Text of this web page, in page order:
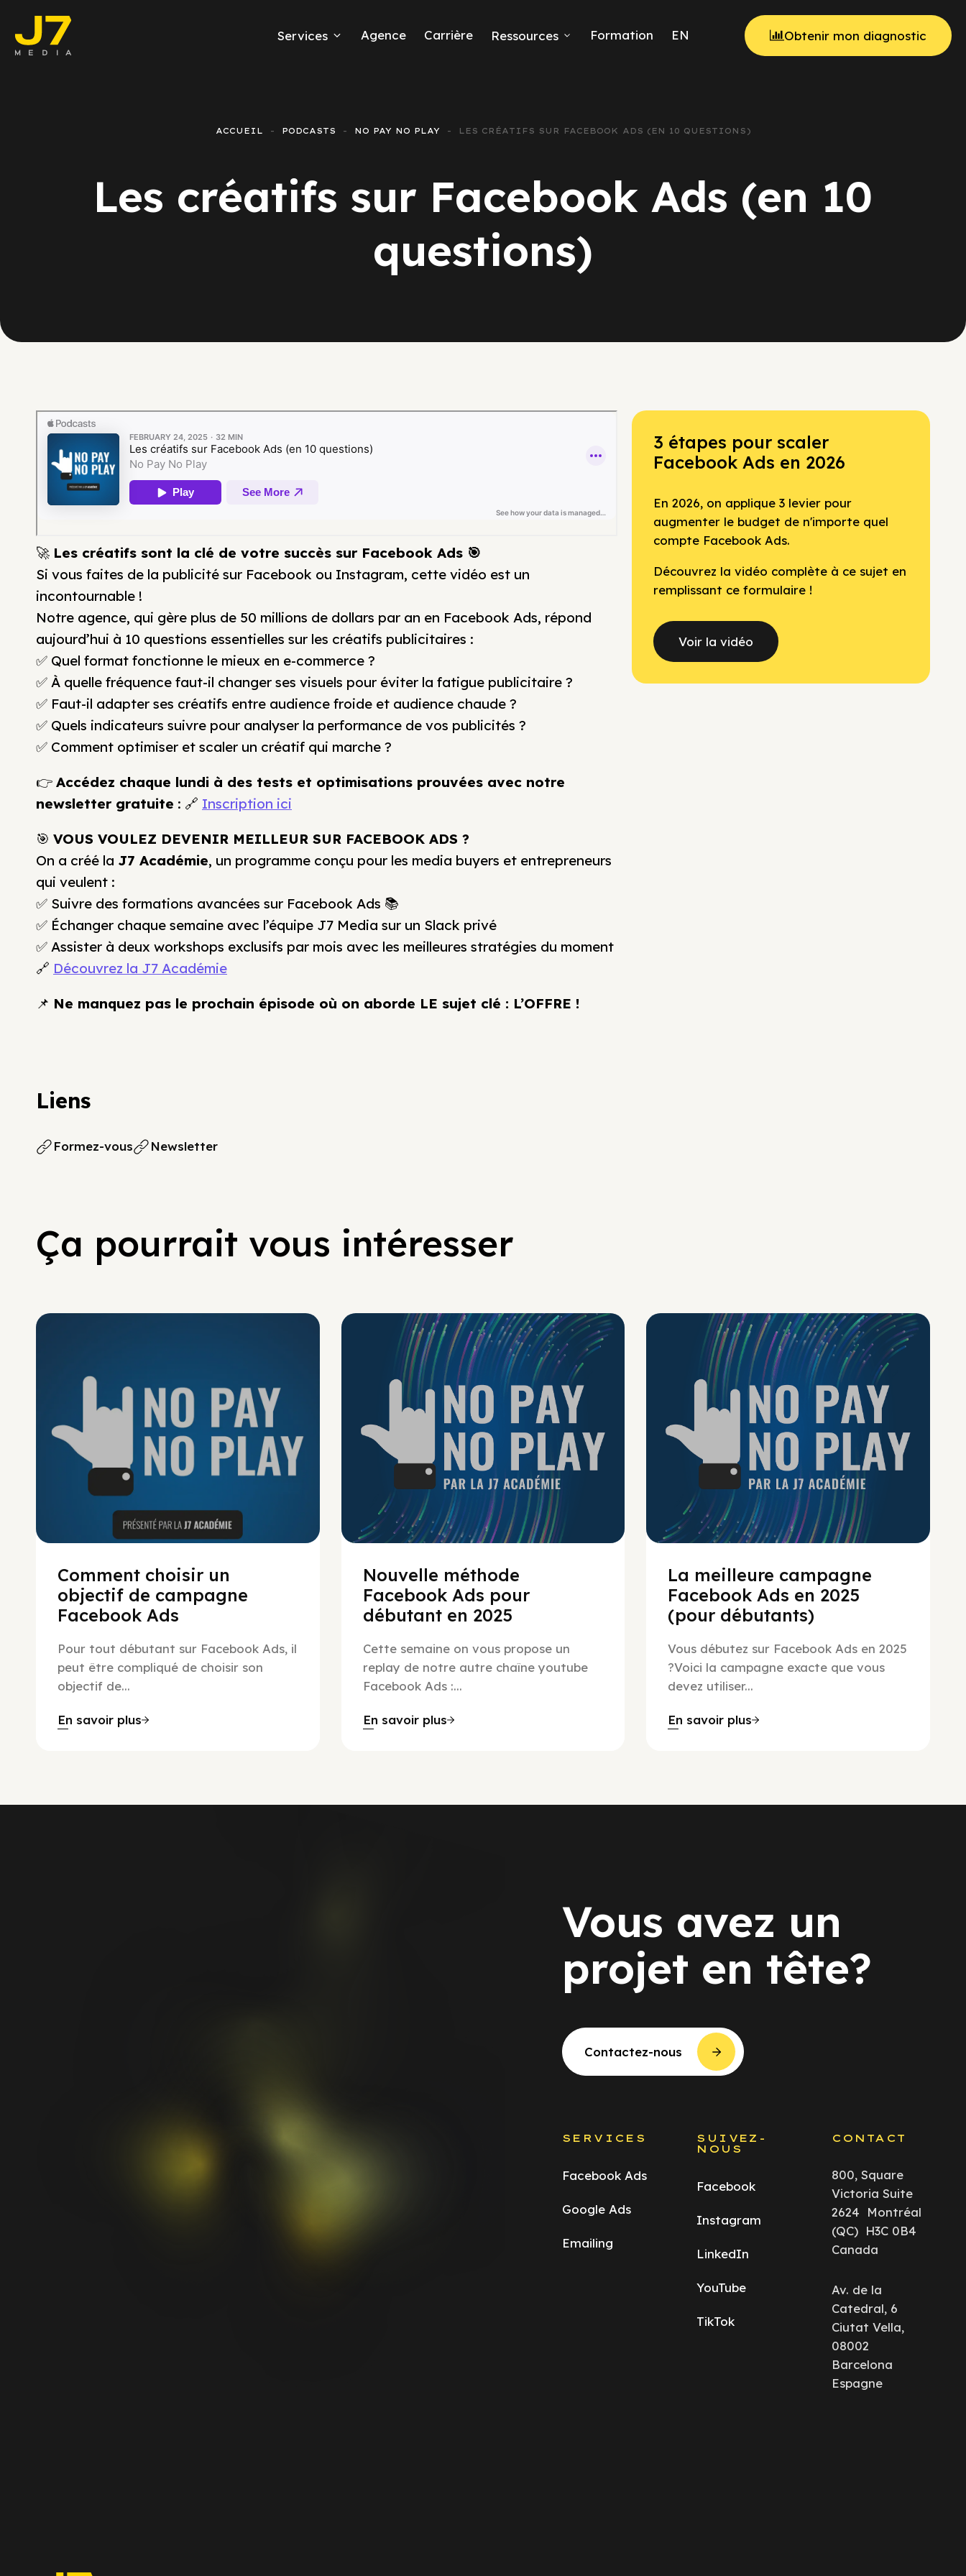
Services
E-commerce
Google Ads
Agence Carrière Ressources Formation EN Obtenir mon diagnostic
ACCUEIL PODCASTS NO PAY NO PLAY LES CRÉATIFS SUR FACEBOOK ADS (EN 10 QUESTIONS)
Les créatifs sur Facebook Ads (en 10
questions)
🚀 Les créatifs sont la clé de votre succès sur Facebook Ads 🎯
Si vous faites de la publicité sur Facebook ou Instagram, cette vidéo est un
incontournable !
Notre agence, qui gère plus de 50 millions de dollars par an en Facebook Ads, répond
aujourd’hui à 10 questions essentielles sur les créatifs publicitaires :
✅ Quel format fonctionne le mieux en e-commerce ?
✅ À quelle fréquence faut-il changer ses visuels pour éviter la fatigue publicitaire ?
✅ Faut-il adapter ses créatifs entre audience froide et audience chaude ?
✅ Quels indicateurs suivre pour analyser la performance de vos publicités ?
✅ Comment optimiser et scaler un créatif qui marche ?
👉 Accédez chaque lundi à des tests et optimisations prouvées avec notre
newsletter gratuite : 🔗 Inscription ici
🎯 VOUS VOULEZ DEVENIR MEILLEUR SUR FACEBOOK ADS ?
On a créé la J7 Académie, un programme conçu pour les media buyers et entrepreneurs
qui veulent :
✅ Suivre des formations avancées sur Facebook Ads 📚
✅ Échanger chaque semaine avec l’équipe J7 Media sur un Slack privé
✅ Assister à deux workshops exclusifs par mois avec les meilleures stratégies du moment
🔗 Découvrez la J7 Académie
📌 Ne manquez pas le prochain épisode où on aborde LE sujet clé : L’OFFRE !
Liens
Formez-vous Newsletter
3 étapes pour scaler
Facebook Ads en 2026
En 2026, on applique 3 levier pour
augmenter le budget de n'importe quel
compte Facebook Ads.
Découvrez la vidéo complète à ce sujet en
remplissant ce formulaire !
Voir la vidéo
Ça pourrait vous intéresser
Comment choisir un
objectif de campagne
Facebook Ads
Pour tout débutant sur Facebook Ads, il
peut être compliqué de choisir son
objectif de...
En savoir plus
No Pay No Play
Nouvelle méthode
Facebook Ads pour
débutant en 2025
Cette semaine on vous propose un
replay de notre autre chaîne youtube
Facebook Ads :...
En savoir plus
No Pay No Play
La meilleure campagne
Facebook Ads en 2025
(pour débutants)
Vous débutez sur Facebook Ads en 2025
?Voici la campagne exacte que vous
devez utiliser...
En savoir plus
Vous avez un
projet en tête?
Contactez-nous
SERVICES
Facebook Ads
Google Ads
Emailing
SUIVEZ-
NOUS
Facebook
Instagram
LinkedIn
YouTube
TikTok
CONTACT
800, Square
Victoria Suite
2624 Montréal
(QC) H3C 0B4
Canada
Av. de la
Catedral, 6
Ciutat Vella,
08002
Barcelona
Espagne